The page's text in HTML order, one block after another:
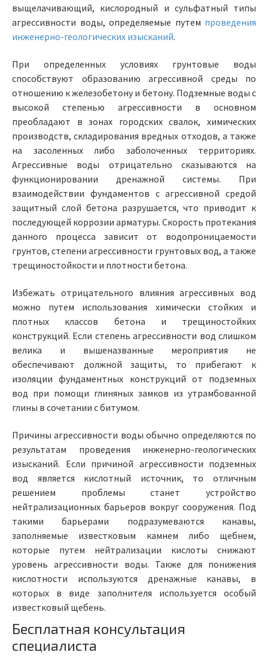
выщелачивающий, кислородный и сульфатный типы
агрессивности воды, определяемые путем проведения
инженерно-геологических изысканий.
При определенных условиях грунтовые воды
способствуют образованию агрессивной среды по
отношению к железобетону и бетону. Подземные воды с
высокой степенью агрессивности в основном
преобладают в зонах городских свалок, химических
производств, складирования вредных отходов, а также
на засоленных либо заболоченных территориях.
Агрессивные воды отрицательно сказываются на
функционировании дренажной системы. При
взаимодействии фундаментов с агрессивной средой
защитный слой бетона разрушается, что приводит к
последующей коррозии арматуры. Скорость протекания
данного процесса зависит от водопроницаемости
грунтов, степени агрессивности грунтовых вод, а также
трещиностойкости и плотности бетона.
Избежать отрицательного влияния агрессивных вод
можно путем использования химически стойких и
плотных классов бетона и трещиностойких
конструкций. Если степень агрессивности вод слишком
велика и вышеназванные мероприятия не
обеспечивают должной защиты, то прибегают к
изоляции фундаментных конструкций от подземных
вод при помощи глиняных замков из утрамбованной
глины в сочетании с битумом.
Причины агрессивности воды обычно определяются по
результатам проведения инженерно-геологических
изысканий. Если причиной агрессивности подземных
вод является кислотный источник, то отличным
решением проблемы станет устройство
нейтрализационных барьеров вокруг сооружения. Под
такими барьерами подразумеваются канавы,
заполняемые известковым камнем либо щебнем,
которые путем нейтрализации кислоты снижают
уровень агрессивности воды. Также для понижения
кислотности используются дренажные канавы, в
которых в виде заполнителя используется особый
известковый щебень.
Бесплатная консультация
специалиста